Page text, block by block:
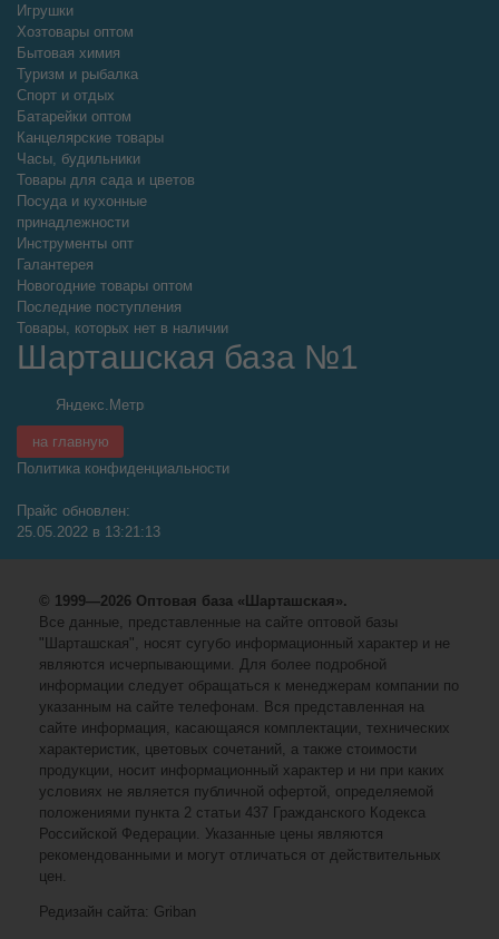
Игрушки
Хозтовары оптом
Бытовая химия
Туризм и рыбалка
Спорт и отдых
Батарейки оптом
Канцелярские товары
Часы, будильники
Товары для сада и цветов
Посуда и кухонные
принадлежности
Инструменты опт
Галантерея
Новогодние товары оптом
Последние поступления
Товары, которых нет в наличии
Шарташская база №1
на главную
Политика конфиденциальности
Прайс обновлен:
25.05.2022 в 13:21:13
© 1999—2026 Оптовая база «Шарташская».
Все данные, представленные на сайте оптовой базы
"Шарташская", носят сугубо информационный характер и не
являются исчерпывающими. Для более подробной
информации следует обращаться к менеджерам компании по
указанным на сайте телефонам. Вся представленная на
сайте информация, касающаяся комплектации, технических
характеристик, цветовых сочетаний, а также стоимости
продукции, носит информационный характер и ни при каких
условиях не является публичной офертой, определяемой
положениями пункта 2 статьи 437 Гражданского Кодекса
Российской Федерации. Указанные цены являются
рекомендованными и могут отличаться от действительных
цен.
Редизайн сайта: Griban